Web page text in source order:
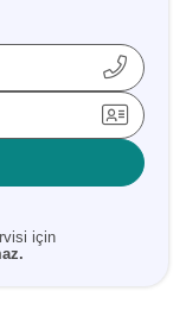
için